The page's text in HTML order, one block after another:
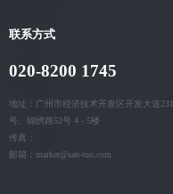
联系方式
020-8200 1745
地址：广州市经济技术开发区开发大道231
号、锦绣路52号 4 - 5楼
传真：
邮箱：market@san-tuo.com